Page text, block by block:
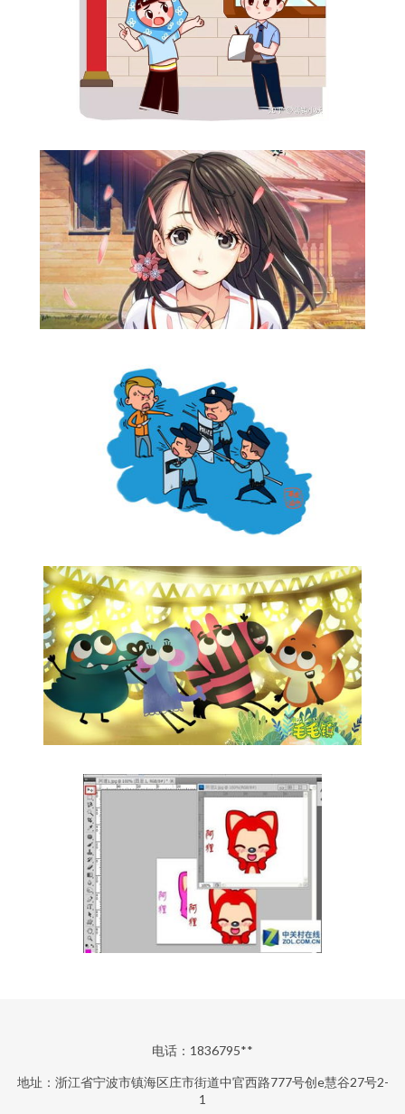
电话：1836795**
地址：浙江省宁波市镇海区庄市街道中官西路777号创e慧谷27号2-
1